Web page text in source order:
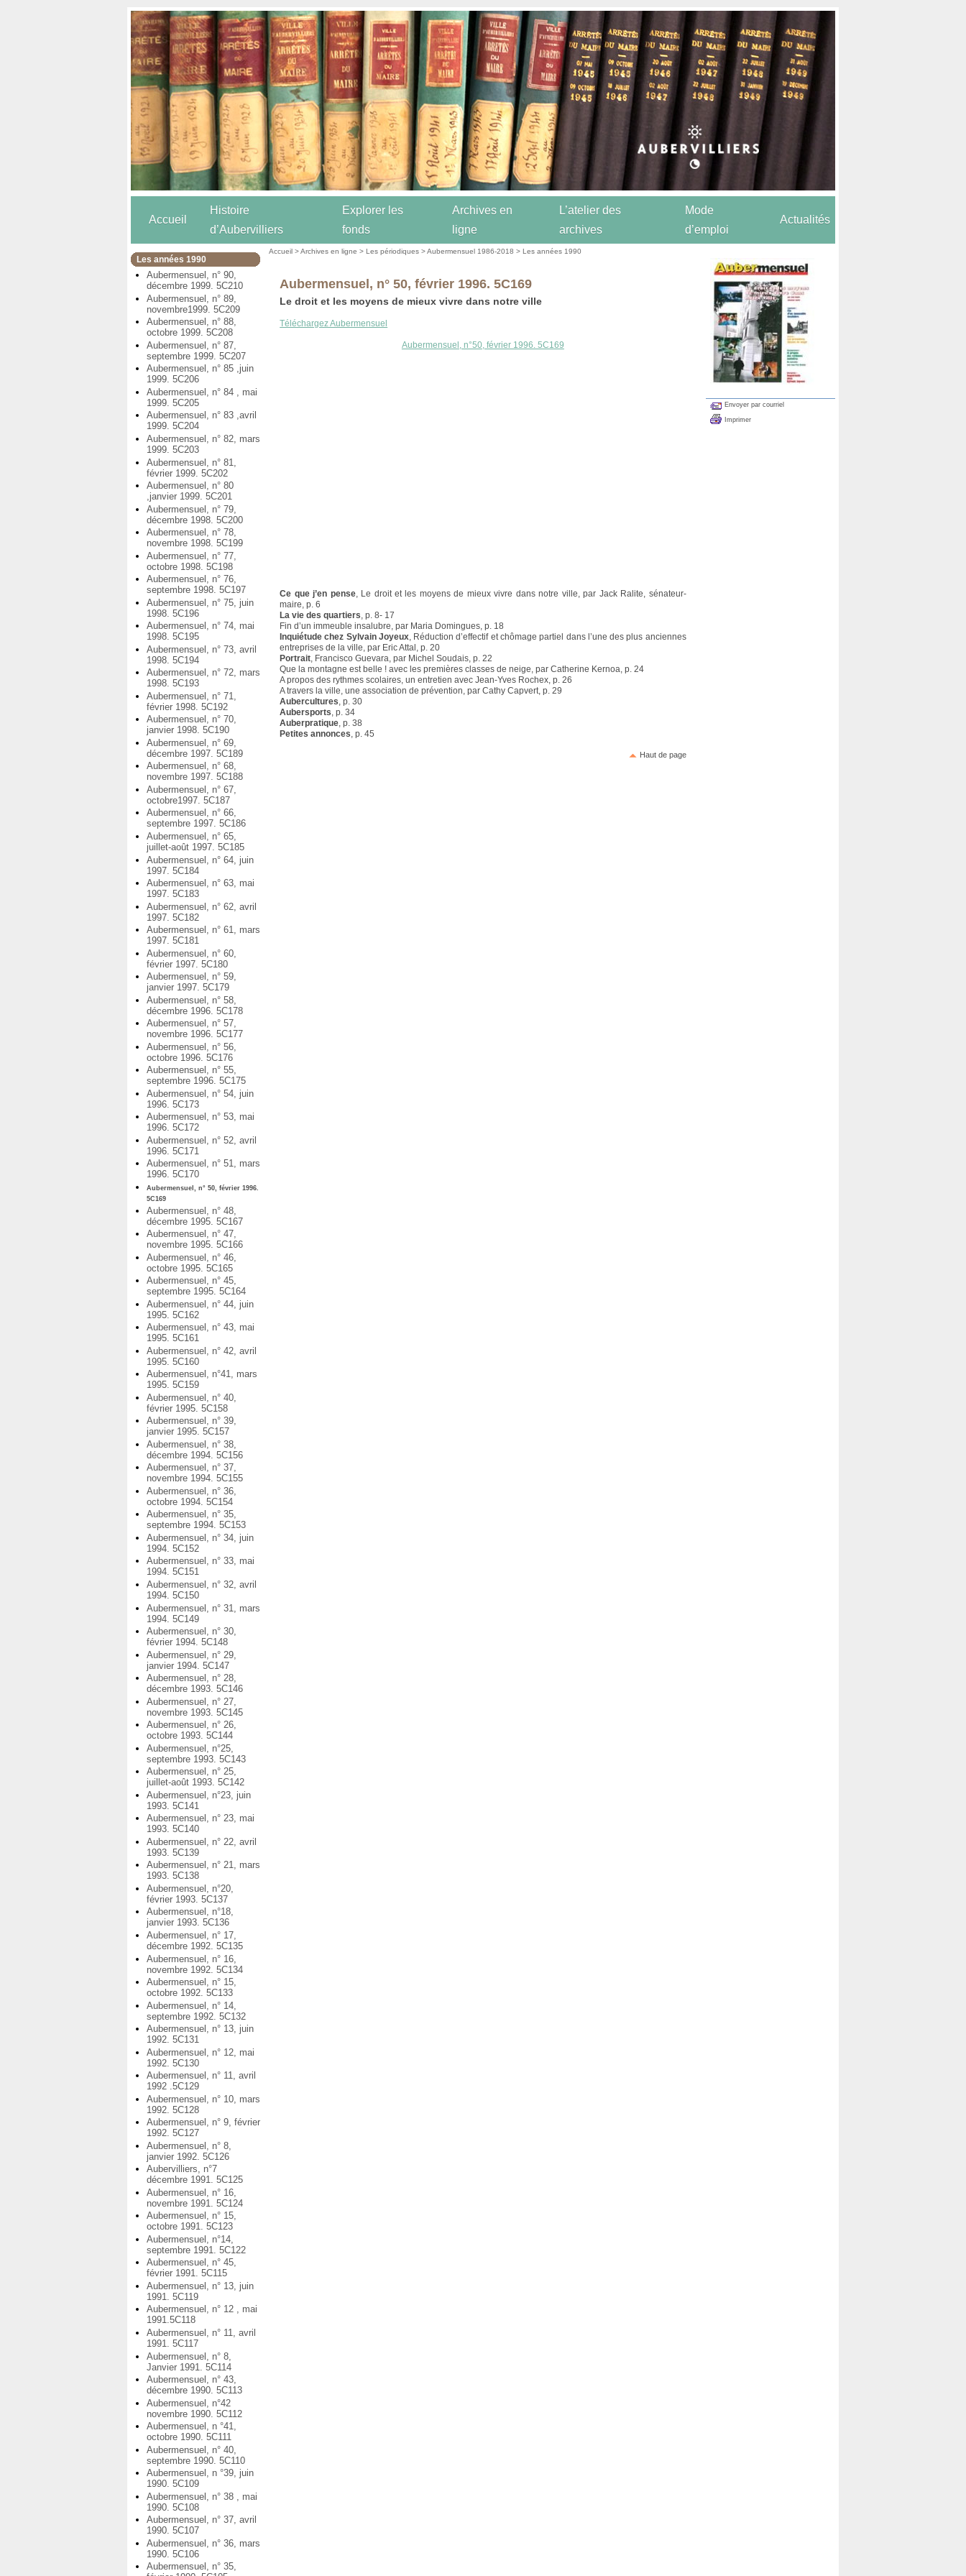
Accueil
Histoire
d’Aubervilliers
Explorer les
fonds
Archives en
ligne
L’atelier des
archives
Mode
d’emploi
Actualités
Les années 1990
Aubermensuel, n° 90,
décembre 1999. 5C210
Aubermensuel, n° 89,
novembre1999. 5C209
Aubermensuel, n° 88,
octobre 1999. 5C208
Aubermensuel, n° 87,
septembre 1999. 5C207
Aubermensuel, n° 85 ,juin
1999. 5C206
Aubermensuel, n° 84 , mai
1999. 5C205
Aubermensuel, n° 83 ,avril
1999. 5C204
Aubermensuel, n° 82, mars
1999. 5C203
Aubermensuel, n° 81,
février 1999. 5C202
Aubermensuel, n° 80
,janvier 1999. 5C201
Aubermensuel, n° 79,
décembre 1998. 5C200
Aubermensuel, n° 78,
novembre 1998. 5C199
Aubermensuel, n° 77,
octobre 1998. 5C198
Aubermensuel, n° 76,
septembre 1998. 5C197
Aubermensuel, n° 75, juin
1998. 5C196
Aubermensuel, n° 74, mai
1998. 5C195
Aubermensuel, n° 73, avril
1998. 5C194
Aubermensuel, n° 72, mars
1998. 5C193
Aubermensuel, n° 71,
février 1998. 5C192
Aubermensuel, n° 70,
janvier 1998. 5C190
Aubermensuel, n° 69,
décembre 1997. 5C189
Aubermensuel, n° 68,
novembre 1997. 5C188
Aubermensuel, n° 67,
octobre1997. 5C187
Aubermensuel, n° 66,
septembre 1997. 5C186
Aubermensuel, n° 65,
juillet-août 1997. 5C185
Aubermensuel, n° 64, juin
1997. 5C184
Aubermensuel, n° 63, mai
1997. 5C183
Aubermensuel, n° 62, avril
1997. 5C182
Aubermensuel, n° 61, mars
1997. 5C181
Aubermensuel, n° 60,
février 1997. 5C180
Aubermensuel, n° 59,
janvier 1997. 5C179
Aubermensuel, n° 58,
décembre 1996. 5C178
Aubermensuel, n° 57,
novembre 1996. 5C177
Aubermensuel, n° 56,
octobre 1996. 5C176
Aubermensuel, n° 55,
septembre 1996. 5C175
Aubermensuel, n° 54, juin
1996. 5C173
Aubermensuel, n° 53, mai
1996. 5C172
Aubermensuel, n° 52, avril
1996. 5C171
Aubermensuel, n° 51, mars
1996. 5C170
Aubermensuel, n° 50, février 1996.
5C169
Aubermensuel, n° 48,
décembre 1995. 5C167
Aubermensuel, n° 47,
novembre 1995. 5C166
Aubermensuel, n° 46,
octobre 1995. 5C165
Aubermensuel, n° 45,
septembre 1995. 5C164
Aubermensuel, n° 44, juin
1995. 5C162
Aubermensuel, n° 43, mai
1995. 5C161
Aubermensuel, n° 42, avril
1995. 5C160
Aubermensuel, n°41, mars
1995. 5C159
Aubermensuel, n° 40,
février 1995. 5C158
Aubermensuel, n° 39,
janvier 1995. 5C157
Aubermensuel, n° 38,
décembre 1994. 5C156
Aubermensuel, n° 37,
novembre 1994. 5C155
Aubermensuel, n° 36,
octobre 1994. 5C154
Aubermensuel, n° 35,
septembre 1994. 5C153
Aubermensuel, n° 34, juin
1994. 5C152
Aubermensuel, n° 33, mai
1994. 5C151
Aubermensuel, n° 32, avril
1994. 5C150
Aubermensuel, n° 31, mars
1994. 5C149
Aubermensuel, n° 30,
février 1994. 5C148
Aubermensuel, n° 29,
janvier 1994. 5C147
Aubermensuel, n° 28,
décembre 1993. 5C146
Aubermensuel, n° 27,
novembre 1993. 5C145
Aubermensuel, n° 26,
octobre 1993. 5C144
Aubermensuel, n°25,
septembre 1993. 5C143
Aubermensuel, n° 25,
juillet-août 1993. 5C142
Aubermensuel, n°23, juin
1993. 5C141
Aubermensuel, n° 23, mai
1993. 5C140
Aubermensuel, n° 22, avril
1993. 5C139
Aubermensuel, n° 21, mars
1993. 5C138
Aubermensuel, n°20,
février 1993. 5C137
Aubermensuel, n°18,
janvier 1993. 5C136
Aubermensuel, n° 17,
décembre 1992. 5C135
Aubermensuel, n° 16,
novembre 1992. 5C134
Aubermensuel, n° 15,
octobre 1992. 5C133
Aubermensuel, n° 14,
septembre 1992. 5C132
Aubermensuel, n° 13, juin
1992. 5C131
Aubermensuel, n° 12, mai
1992. 5C130
Aubermensuel, n° 11, avril
1992 .5C129
Aubermensuel, n° 10, mars
1992. 5C128
Aubermensuel, n° 9, février
1992. 5C127
Aubermensuel, n° 8,
janvier 1992. 5C126
Aubervilliers, n°7
décembre 1991. 5C125
Aubermensuel, n° 16,
novembre 1991. 5C124
Aubermensuel, n° 15,
octobre 1991. 5C123
Aubermensuel, n°14,
septembre 1991. 5C122
Aubermensuel, n° 45,
février 1991. 5C115
Aubermensuel, n° 13, juin
1991. 5C119
Aubermensuel, n° 12 , mai
1991.5C118
Aubermensuel, n° 11, avril
1991. 5C117
Aubermensuel, n° 8,
Janvier 1991. 5C114
Aubermensuel, n° 43,
décembre 1990. 5C113
Aubermensuel, n°42
novembre 1990. 5C112
Aubermensuel, n °41,
octobre 1990. 5C111
Aubermensuel, n° 40,
septembre 1990. 5C110
Aubermensuel, n °39, juin
1990. 5C109
Aubermensuel, n° 38 , mai
1990. 5C108
Aubermensuel, n° 37, avril
1990. 5C107
Aubermensuel, n° 36, mars
1990. 5C106
Aubermensuel, n° 35,
Accueil >Archives en ligne >Les périodiques >Aubermensuel 1986-2018 >Les années 1990
Aubermensuel, n° 50, février 1996. 5C169
Le droit et les moyens de mieux vivre dans notre ville
Téléchargez Aubermensuel
Aubermensuel, n°50, février 1996. 5C169
Ce que j’en pense, Le droit et les moyens de mieux vivre dans notre ville, par Jack Ralite, sénateur-
maire, p. 6
La vie des quartiers, p. 8- 17
Fin d’un immeuble insalubre, par Maria Domingues, p. 18
Inquiétude chez Sylvain Joyeux, Réduction d’effectif et chômage partiel dans l’une des plus anciennes
entreprises de la ville, par Eric Attal, p. 20
Portrait, Francisco Guevara, par Michel Soudais, p. 22
Que la montagne est belle ! avec les premières classes de neige, par Catherine Kernoa, p. 24
A propos des rythmes scolaires, un entretien avec Jean-Yves Rochex, p. 26
A travers la ville, une association de prévention, par Cathy Capvert, p. 29
Aubercultures, p. 30
Aubersports, p. 34
Auberpratique, p. 38
Petites annonces, p. 45
Haut de page
Envoyer par courriel
Imprimer